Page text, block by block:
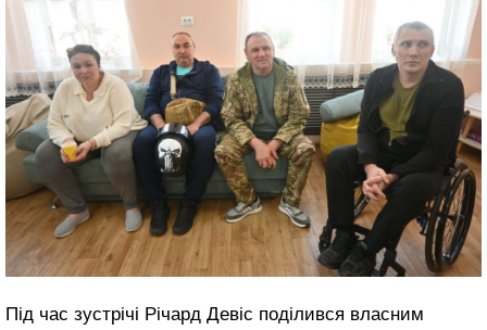
Під час зустрічі Річард Девіс поділився власним